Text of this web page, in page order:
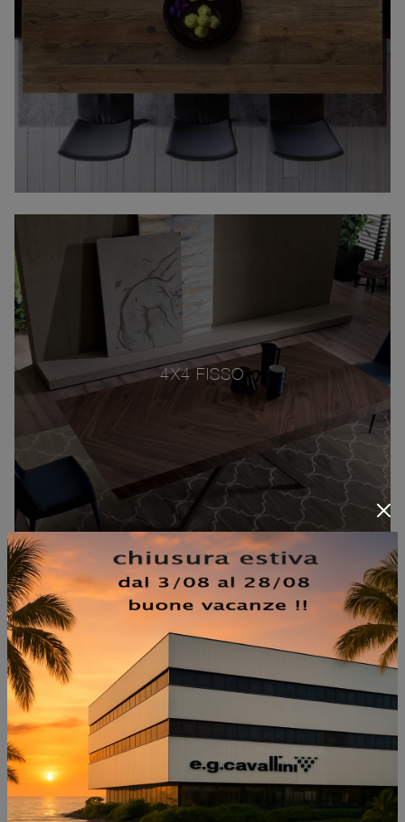
4X4 FISSO
TYRON WOOD